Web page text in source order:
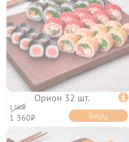
КОНТАКТЫ
ЛИЧНЫЙ КАБИНЕТ
АКЦИИ
ИНФОРМАЦИЯ
Орион 32 шт. 
1 560₽
1 360₽ Беру